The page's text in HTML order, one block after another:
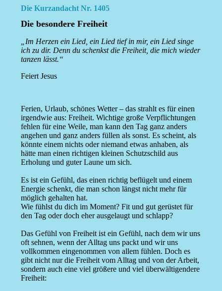
Die Kurzandacht Nr. 1405
Die besondere Freiheit
„Im Herzen ein Lied, ein Lied tief in mir, ein Lied singe
ich zu dir. Denn du schenkst die Freiheit, die mich wieder
tanzen lässt.“
Feiert Jesus
Ferien, Urlaub, schönes Wetter – das strahlt es für einen
irgendwie aus: Freiheit. Wichtige große Verpflichtungen
fehlen für eine Weile, man kann den Tag ganz anders
angehen und ganz anders füllen als sonst. Es scheint, als
könnte einem nichts oder niemand etwas anhaben, als
hätte man einen richtigen kleinen Schutzschild aus
Erholung und guter Laune um sich.
Es ist ein Gefühl, das einen richtig beflügelt und einem
Energie schenkt, die man schon längst nicht mehr für
möglich gehalten hat.
Wie fühlst du dich im Moment? Fit und gut gerüstet für
den Tag oder doch eher ausgelaugt und schlapp?
Das Gefühl von Freiheit ist ein Gefühl, nach dem wir uns
oft sehnen, wenn der Alltag uns packt und wir uns
vollkommen eingenommen von allem fühlen. Doch es
gibt nicht nur die Freiheit vom Alltag und von der Arbeit,
sondern auch eine viel größere und viel überwältigendere
Freiheit: